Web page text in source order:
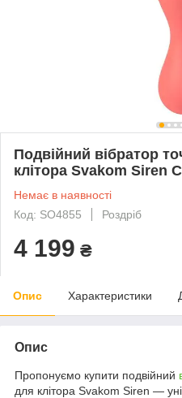
Подвійний вібратор
клітора Svakom Siren
Немає в наявності
Код: SO4855
Роздріб
4 199 ₴
Опис Характеристики
Опис
Пропонуємо купити подвійний
для клітора Svakom Siren —